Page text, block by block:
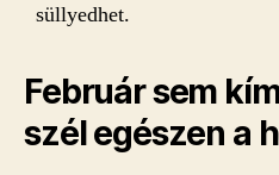
süllyedhet.
Február sem
szél egészen a